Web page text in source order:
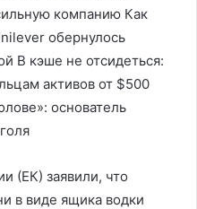
компанию Как
обернулось
В кэше не отсидеться:
активов от $500
основатель
(ЕК) заявили, что
в виде ящика водки